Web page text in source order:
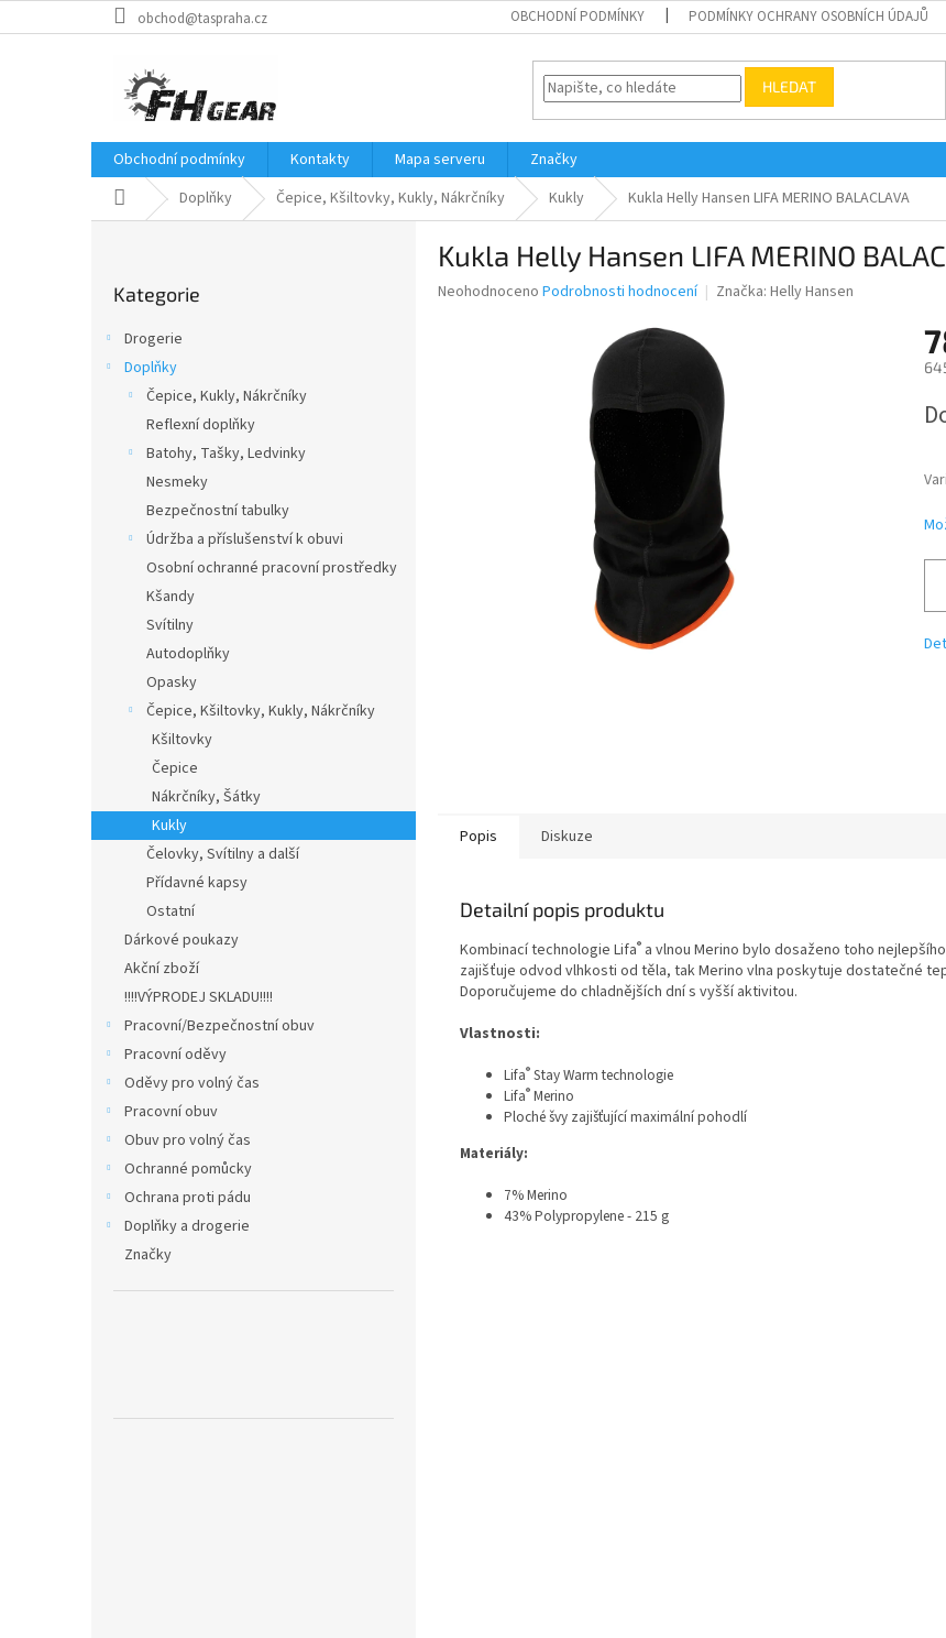
na
obchod@taspraha.cz OBCHODNÍ PODMÍNKY PODMÍNKY OCHRANY OSOBNÍCH ÚDAJŮ
HLEDAT
Obchodní podmínky Kontakty Mapa serveru
Značky
Domů Doplňky Čepice, Kšiltovky, Kukly, Nákrčníky Kukly Kukla Helly Hansen LIFA MERINO BALACLAVA
kategorie
Kategorie
Drogerie
Doplňky
Čepice, Kukly, Nákrčníky
Reflexní doplňky
Batohy, Tašky, Ledvinky
Nesmeky
Bezpečnostní tabulky
Údržba a příslušenství k obuvi
Osobní ochranné pracovní prostředky
Kšandy
Svítilny
Autodoplňky
Opasky
Čepice, Kšiltovky, Kukly, Nákrčníky
Kšiltovky
Čepice
Nákrčníky, Šátky
Kukly
Čelovky, Svítilny a další
Přídavné kapsy
Ostatní
Dárkové poukazy
Akční zboží
!!!!VÝPRODEJ SKLADU!!!!
Pracovní/Bezpečnostní obuv
Pracovní oděvy
Oděvy pro volný čas
Pracovní obuv
Obuv pro volný čas
Ochranné pomůcky
Ochrana proti pádu
Doplňky a drogerie
Značky
Kukla Helly Hansen LIFA MERINO
Průměrné
Neohodnoceno Podrobnosti hodnocení Značka: Helly Hansen
Popis Diskuze
Detailní popis produktu
Kombinací technologie Lifa® a vlnou Merino bylo dosaženo toho
zajišťuje odvod vlhkosti od těla, tak Merino vlna poskytuje dostatečné
Doporučujeme do chladnějších dní s vyšší aktivitou.
Vlastnosti:
Lifa® Stay Warm technologie
Lifa® Merino
Ploché švy zajišťující maximální pohodlí
Materiály:
7% Merino
43% Polypropylene - 215 g